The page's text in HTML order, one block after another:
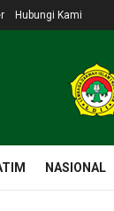
Hubungi Kami
NASIONAL